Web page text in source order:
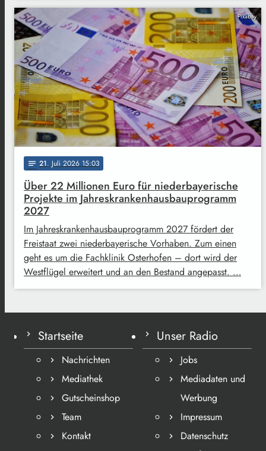
Pixabay
notes 21. Juli 2026 15:03
Über 22 Millionen Euro für niederbayerische
Projekte im Jahreskrankenhausbauprogramm
2027
Im Jahreskrankenhausbauprogramm 2027 fördert der
Freistaat zwei niederbayerische Vorhaben. Zum einen
geht es um die Fachklinik Osterhofen – dort wird der
Westflügel erweitert und an den Bestand angepasst. …
Startseite
Nachrichten
Mediathek
Gutscheinshop
Team
Kontakt
Unser Radio
Jobs
Mediadaten und
Werbung
Impressum
Datenschutz